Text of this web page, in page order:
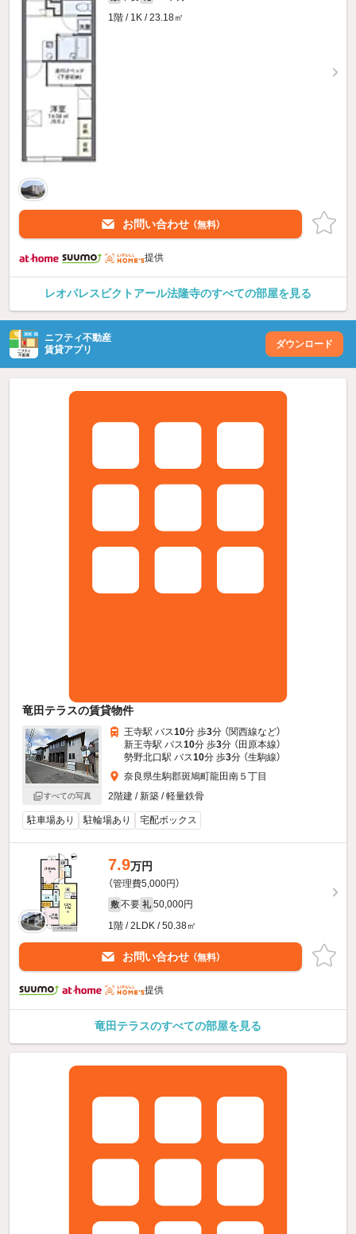
1階 / 1K / 23.18㎡
お問い合わせ （無料）
提供
レオパレスビクトアール法隆寺のすべての部屋を見る
ニフティ不動産
賃貸アプリ
ダウンロード
竜田テラスの賃貸物件
すべての写真
王寺駅 バス10分 歩3分 （関西線など）
新王寺駅 バス10分 歩3分 （田原本線）
勢野北口駅 バス10分 歩3分 （生駒線）
奈良県生駒郡斑鳩町龍田南５丁目
2階建 / 新築 / 軽量鉄骨
駐車場あり 駐輪場あり 宅配ボックス
7.9万円
（管理費5,000円）
敷 不要 礼 50,000円
1階 / 2LDK / 50.38㎡
お問い合わせ （無料）
提供
竜田テラスのすべての部屋を見る